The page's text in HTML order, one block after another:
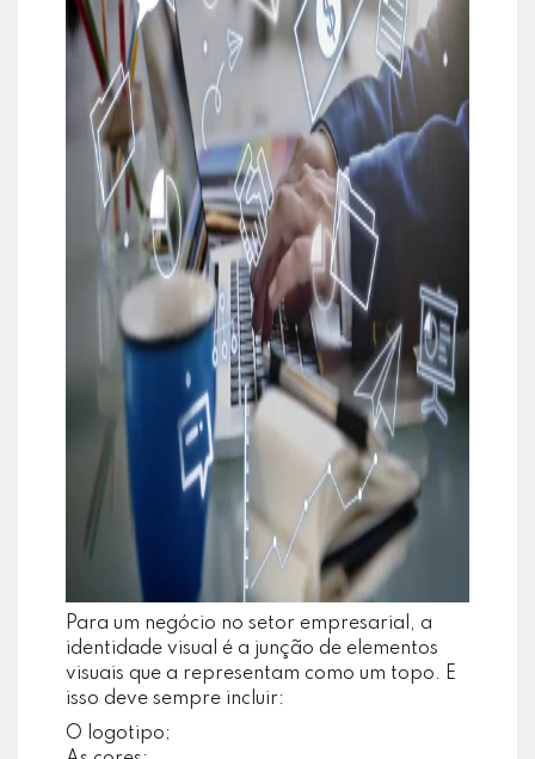
Para um negócio no setor empresarial, a
identidade visual é a junção de elementos
visuais que a representam como um topo. E
isso deve sempre incluir:
O logotipo;